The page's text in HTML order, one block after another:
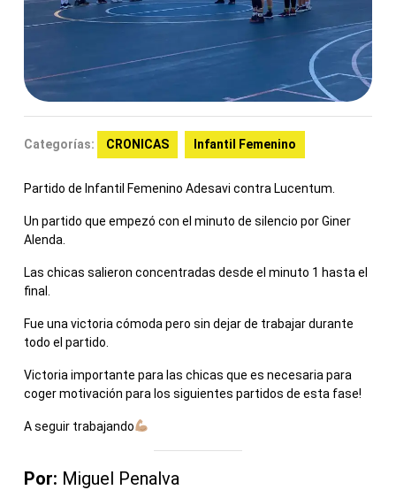
Categorías: CRONICAS Infantil Femenino
Partido de Infantil Femenino Adesavi contra Lucentum.
Un partido que empezó con el minuto de silencio por Giner
Alenda.
Las chicas salieron concentradas desde el minuto 1 hasta el
final.
Fue una victoria cómoda pero sin dejar de trabajar durante
todo el partido.
Victoria importante para las chicas que es necesaria para
coger motivación para los siguientes partidos de esta fase!
A seguir trabajando
Por: Miguel Penalva